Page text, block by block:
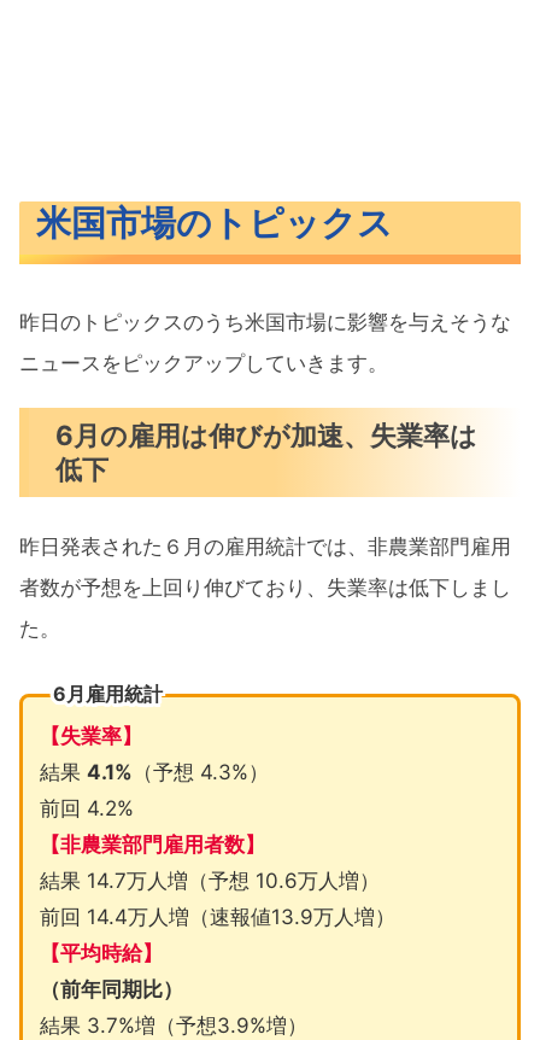
米国市場のトピックス
昨日のトピックスのうち米国市場に影響を与えそうな
ニュースをピックアップしていきます。
6月の雇用は伸びが加速、失業率は
低下
昨日発表された６月の雇用統計では、非農業部門雇用
者数が予想を上回り伸びており、失業率は低下しまし
た。
6月雇用統計
【失業率】
結果 4.1% （予想 4.3%）
前回 4.2%
【非農業部門雇用者数】
結果 14.7万人増（予想 10.6万人増）
前回 14.4万人増（速報値13.9万人増）
【平均時給】
（前年同期比）
結果 3.7%増（予想3.9%増）